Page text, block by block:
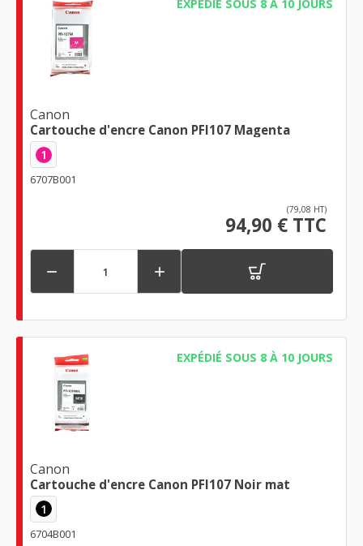
EXPÉDIÉ SOUS 8 À 10 JOURS
Canon
Cartouche d'encre Canon PFI107 Magenta
1
6707B001
(79,08 HT)
94,90 € TTC
 
EXPÉDIÉ SOUS 8 À 10 JOURS
Canon
Cartouche d'encre Canon PFI107 Noir mat
1
6704B001